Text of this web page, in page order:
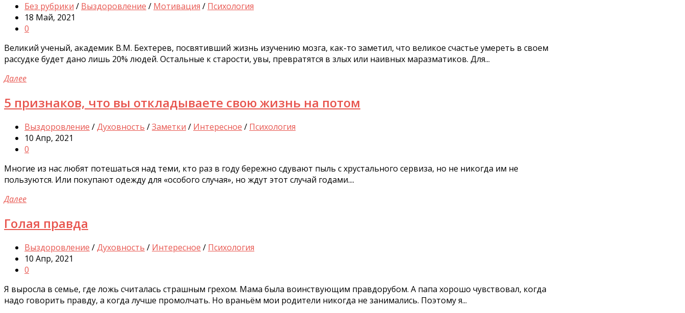
Без рубрики / Выздоровление / Мотивация / Психология
18 Май, 2021
0
Великий ученый, академик В.М. Бехтерев, посвятивший жизнь изучению мозга, как-то заметил, что великое счастье умереть в своем
рассудке будет дано лишь 20% людей. Остальные к старости, увы, превратятся в злых или наивных маразматиков. Для...
Далее
5 признаков, что вы откладываете свою жизнь на потом
Выздоровление /Духовность /Заметки / Интересное / Психология
10 Апр, 2021
0
Многие из нас любят потешаться над теми, кто раз в году бережно сдувают пыль с хрустального сервиза, но не никогда им не
пользуются. Или покупают одежду для «особого случая», но ждут этот случай годами....
Далее
Голая правда
Выздоровление /Духовность / Интересное / Психология
10 Апр, 2021
0
Я выросла в семье, где ложь считалась страшным грехом. Мама была воинствующим правдорубом. А папа хорошо чувствовал, когда
надо говорить правду, а когда лучше промолчать. Но враньём мои родители никогда не занимались. Поэтому я...